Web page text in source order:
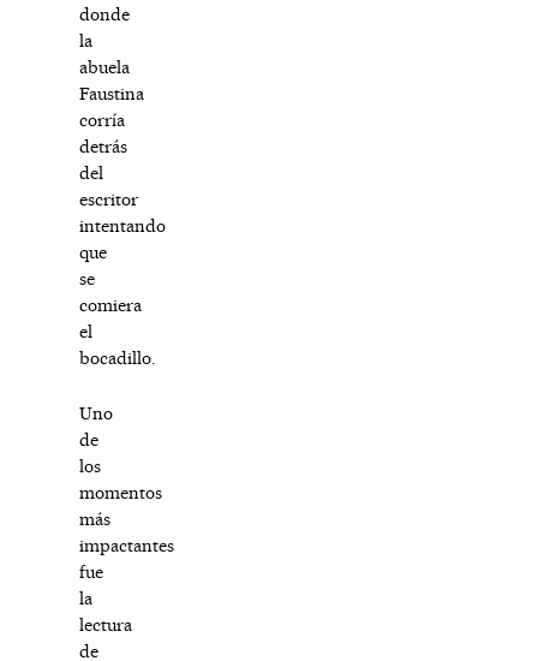
donde
la
abuela
Faustina
corría
detrás
del
escritor
intentando
que
se
comiera
el
bocadillo.
Uno
de
los
momentos
más
impactantes
fue
la
lectura
de